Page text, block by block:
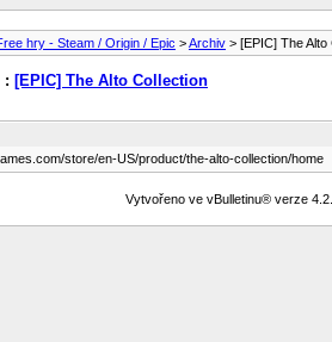
hry - Steam / Origin / Epic >Archiv > [EPIC] The Alto
: [EPIC] The Alto Collection
store/en-US/product/the-alto-collection/home
Vytvořeno ve vBulletinu® verze